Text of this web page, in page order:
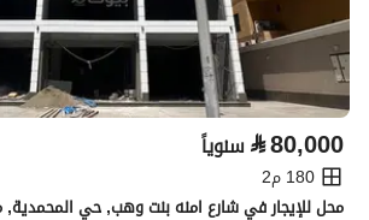
⃁80,000 سنوياً
180 م2